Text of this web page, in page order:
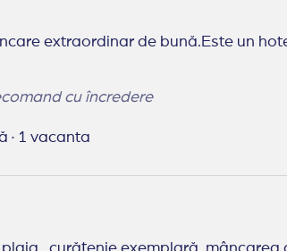
extraordinar de bună.Este un
cu încredere
· 1 vacanta